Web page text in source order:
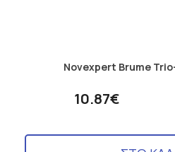
Novexpert Brume
10.87€